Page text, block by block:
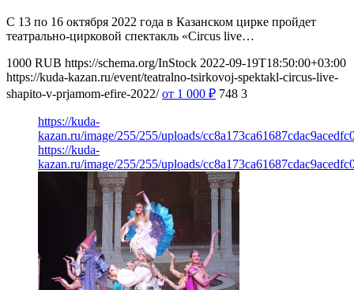
С 13 по 16 октября 2022 года в Казанском цирке пройдет
театрально-цирковой спектакль «Circus live…
1000 RUB https://schema.org/InStock 2022-09-19T18:50:00+03:00
https://kuda-kazan.ru/event/teatralno-tsirkovoj-spektakl-circus-live-
shapito-v-prjamom-efire-2022/ от 1 000 ₽ 748 3
https://kuda-
kazan.ru/image/255/255/uploads/
https://kuda-
kazan.ru/image/255/255/uploads/